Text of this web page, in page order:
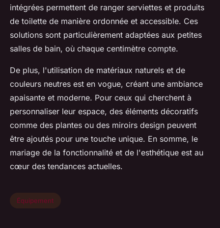
intégrées permettent de ranger serviettes et produits
de toilette de manière ordonnée et accessible. Ces
solutions sont particulièrement adaptées aux petites
salles de bain, où chaque centimètre compte.
De plus, l'utilisation de matériaux naturels et de
couleurs neutres est en vogue, créant une ambiance
apaisante et moderne. Pour ceux qui cherchent à
personnaliser leur espace, des éléments décoratifs
comme des plantes ou des miroirs design peuvent
être ajoutés pour une touche unique. En somme, le
mariage de la fonctionnalité et de l'esthétique est au
cœur des tendances actuelles.
Équipement